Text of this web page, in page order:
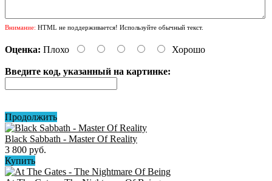
Внимание: HTML не поддерживается! Используйте обычный текст.
Оценка: Плохо Хорошо
Введите код, указанный на картинке:
Продолжить
Black Sabbath ‎- Master Of Reality
3 800 руб.
Купить